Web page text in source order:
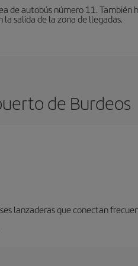
de autobús número 11. También
salida de la zona de llegadas.
de Burdeos
lanzaderas que conectan